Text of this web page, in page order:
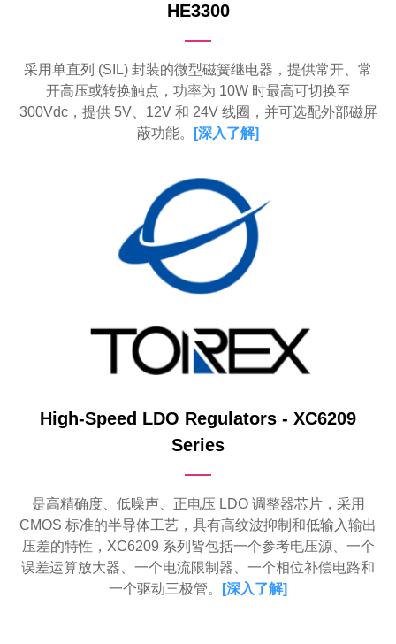
HE3300
采用单直列 (SIL) 封装的微型磁簧继电器，提供常开、常
开高压或转换触点，功率为 10W 时最高可切换至
300Vdc，提供 5V、12V 和 24V 线圈，并可选配外部磁屏
蔽功能。
[深入了解]
High-Speed LDO Regulators - XC6209
Series
是高精确度、低噪声、正电压 LDO 调整器芯片，采用
CMOS 标准的半导体工艺，具有高纹波抑制和低输入输出
压差的特性，XC6209 系列皆包括一个参考电压源、一个
误差运算放大器、一个电流限制器、一个相位补偿电路和
一个驱动三极管。
[深入了解]